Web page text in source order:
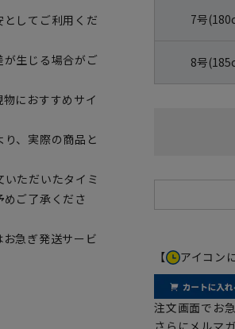
してご利用くだ
生じる場合がご
におすすめサイ
、実際の商品と
ただいたタイミ
ご了承くださ
急ぎ発送サービ
7号
8号
【 アイコン
注文画面でお
さらにメルマ